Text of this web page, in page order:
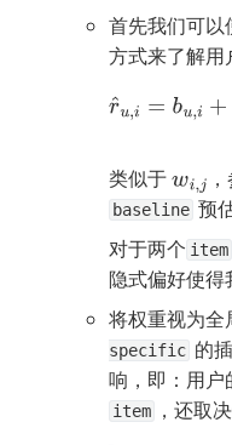
首先我们可以
方式来了解用
r ^ u,i =bu i+∑
类似于 wi,j
baseline 预
对于两个 item
隐式偏好使得
将权重视为全
specific 的
响，即：用户
item ，还取